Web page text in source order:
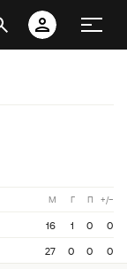
М Г П +/−
16 1 0
0
27 0 0
0